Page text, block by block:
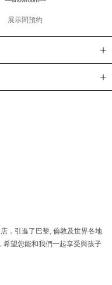
展示間預約
，引進了巴黎, 倫敦及世界各地
希望您能和我們一起享受與孩子